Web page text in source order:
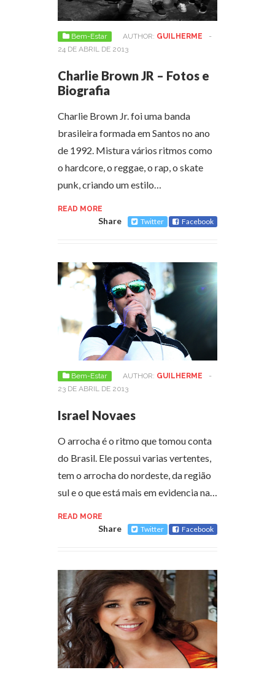
Bem-Estar AUTHOR: GUILHERME
-
24 DE ABRIL DE 2013
Charlie Brown JR – Fotos e
Biografia
Charlie Brown Jr. foi uma banda
brasileira formada em Santos no ano
de 1992. Mistura vários ritmos como
o hardcore, o reggae, o rap, o skate
punk, criando um estilo…
READ MORE
Share Twitter Facebook
Bem-Estar AUTHOR: GUILHERME
-
23 DE ABRIL DE 2013
Israel Novaes
O arrocha é o ritmo que tomou conta
do Brasil. Ele possui varias vertentes,
tem o arrocha do nordeste, da região
sul e o que está mais em evidencia na…
READ MORE
Share Twitter Facebook